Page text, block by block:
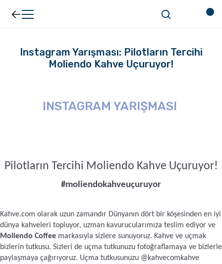
Kahve
Türk Kahvesi
Pratik Filtre Kahve
Exclusive Kahveler
Ekipman
Dripper
Moka Pot
Soğuk Kahve Demleme Ekipmanları
Instagram Yarışması: Pilotların Tercihi
Moliendo Kahve Uçuruyor!
INSTAGRAM YARIŞMASI
Pilotların Tercihi Moliendo Kahve Uçuruyor!
#moliendokahveuçuruyor
Kahve.com olarak uzun zamandır Dünyanın dört bir köşesinden en iyi
Moliendo Coffee markasıyla sizlere sunuyoruz. Kahve ve uçmak
bizlerin tutkusu. Sizleri de uçma tutkunuzu fotoğraflamaya ve bizlerle
paylaşmaya çağırıyoruz. Uçma tutkusunuzu @kahvecomkahve